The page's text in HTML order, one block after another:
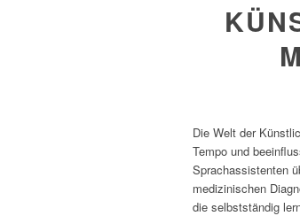
Die Welt der
Tempo und
Sprachassistenten
medizinischen
die selbstständig